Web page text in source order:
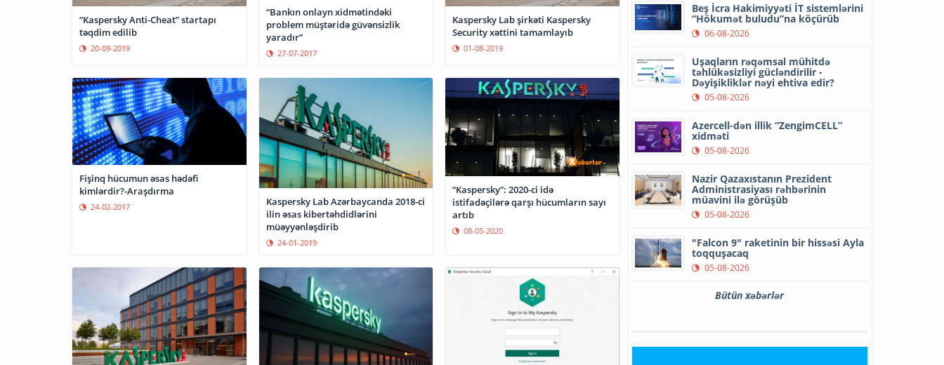
“Kaspersky Anti-Cheat” startapı
təqdim edilib
20-09-2019
“Bankın onlayn xidmətindəki
problem müştəridə güvənsizlik
yaradır”
27-07-2017
Kaspersky Lab şirkəti Kaspersky
Security xəttini tamamlayıb
01-08-2019
Fişinq hücumun əsas hədəfi
kimlərdir?-Araşdırma
24-02-2017
Kaspersky Lab Azərbaycanda 2018-ci
ilin əsas kibertəhdidlərini
müəyyənləşdirib
24-01-2019
“Kaspersky”: 2020-ci idə
istifadəçilərə qarşı hücumların sayı
artıb
08-05-2020
Beş İcra Hakimiyyəti İT sistemlərini
“Hökumət buludu”na köçürüb
06-08-2026
Uşaqların rəqəmsal mühitdə
təhlükəsizliyi gücləndirilir -
Dəyişikliklər nəyi ehtiva edir?
05-08-2026
Azercell-dən illik “ZengimCELL”
xidməti
05-08-2026
Nazir Qazaxıstanın Prezident
Administrasiyası rəhbərinin
müavini ilə görüşüb
05-08-2026
"Falcon 9" raketinin bir hissəsi Ayla
toqquşacaq
05-08-2026
Bütün xəbərlər